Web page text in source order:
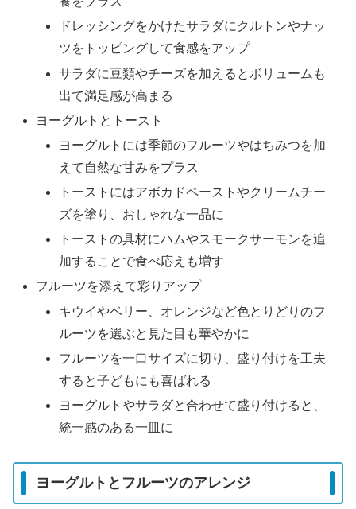
ドレッシングをかけたサラダにクルトンやナッ
ツをトッピングして食感をアップ
サラダに豆類やチーズを加えるとボリュームも
出て満足感が高まる
ヨーグルトとトースト
ヨーグルトには季節のフルーツやはちみつを加
えて自然な甘みをプラス
トーストにはアボカドペーストやクリームチー
ズを塗り、おしゃれな一品に
トーストの具材にハムやスモークサーモンを追
加することで食べ応えも増す
フルーツを添えて彩りアップ
キウイやベリー、オレンジなど色とりどりのフ
ルーツを選ぶと見た目も華やかに
フルーツを一口サイズに切り、盛り付けを工夫
すると子どもにも喜ばれる
ヨーグルトやサラダと合わせて盛り付けると、
統一感のある一皿に
ヨーグルトとフルーツのアレンジ